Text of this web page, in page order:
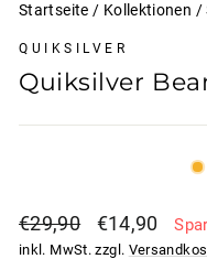
Startseite / Kollektionen /
QUIKSILVER
Quiksilver
Normaler
Preis
€29,90 Sonderpreis
€14,90
inkl. MwSt. zzgl.